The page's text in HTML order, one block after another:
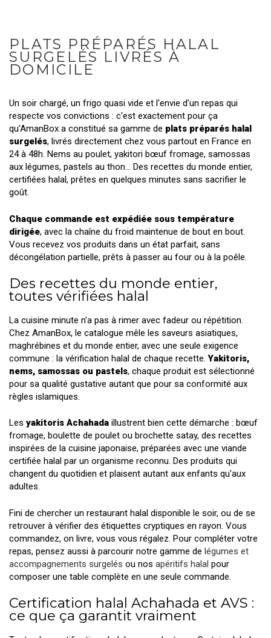
PLATS PRÉPARÉS HALAL
SURGELÉS LIVRÉS À
DOMICILE
Un soir chargé, un frigo quasi vide et l'envie d'un repas qui
respecte vos convictions : c'est exactement pour ça
qu'AmanBox a constitué sa gamme de plats préparés halal
surgelés, livrés directement chez vous partout en France en
24 à 48h. Nems au poulet, yakitori bœuf fromage, samossas
aux légumes, pastels au thon... Des recettes du monde entier,
certifiées halal, prêtes en quelques minutes sans sacrifier le
goût.
Chaque commande est expédiée sous température
dirigée, avec la chaîne du froid maintenue de bout en bout.
Vous recevez vos produits dans un état parfait, sans
décongélation partielle, prêts à passer au four ou à la poêle.
Des recettes du monde entier,
toutes vérifiées halal
La cuisine minute n'a pas à rimer avec fadeur ou répétition.
Chez AmanBox, le catalogue mêle les saveurs asiatiques,
maghrébines et du monde entier, avec une seule exigence
commune : la vérification halal de chaque recette.Yakitoris,
nems, samossas ou pastels, chaque produit est sélectionné
pour sa qualité gustative autant que pour sa conformité aux
règles islamiques.
Les yakitoris Achahada illustrent bien cette démarche : bœuf
fromage, boulette de poulet ou brochette satay, des recettes
inspirées de la cuisine japonaise, préparées avec une viande
certifiée halal par un organisme reconnu. Des produits qui
changent du quotidien et plaisent autant aux enfants qu'aux
adultes.
Fini de chercher un restaurant halal disponible le soir, ou de se
retrouver à vérifier des étiquettes cryptiques en rayon. Vous
commandez, on livre, vous vous régalez. Pour compléter votre
repas, pensez aussi à parcourir notre gamme de légumes et
accompagnements surgelés ou nos apéritifs halal pour
composer une table complète en une seule commande.
Certification halal Achahada et AVS :
ce que ça garantit vraiment